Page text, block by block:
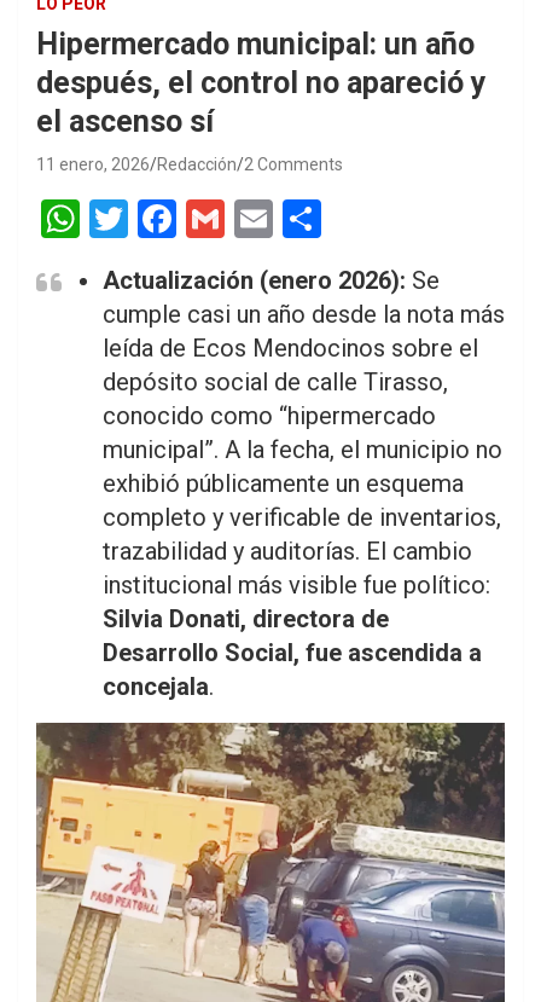
Hipermercado municipal: un año
después, el control no apareció y
el ascenso sí
11 enero, 2026 Redacción 2 Comments
W
at
A
T
tt
er
F
ce
b
o
o
k
G
ail
E
ail ar
e
Actualización (enero 2026): Se
cumple casi un año desde la nota más
leída de Ecos Mendocinos sobre el
depósito social de calle Tirasso,
conocido como “hipermercado
municipal”. A la fecha, el municipio no
exhibió públicamente un esquema
completo y verificable de inventarios,
trazabilidad y auditorías. El cambio
institucional más visible fue político:
Silvia Donati, directora de
Desarrollo Social, fue ascendida a
concejala.